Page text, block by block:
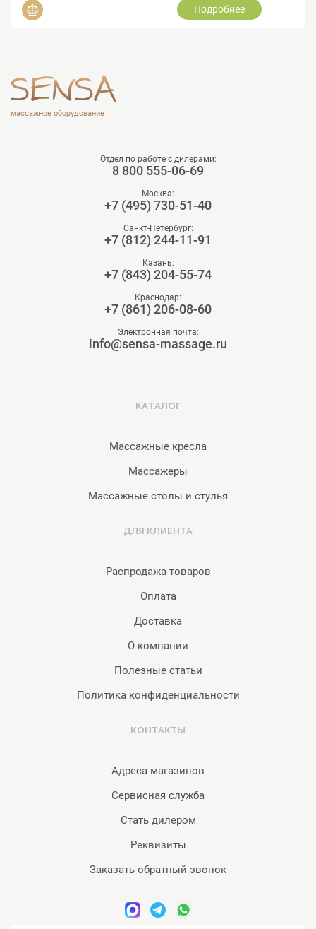
Подробнее
массажное оборудование
Отдел по работе с дилерами:
8 800 555-06-69
Москва:
+7 (495) 730-51-40
Санкт-Петербург:
+7 (812) 244-11-91
Казань:
+7 (843) 204-55-74
Краснодар:
+7 (861) 206-08-60
Электронная почта:
info@sensa-massage.ru
КАТАЛОГ
Массажные кресла
Массажеры
Массажные столы и стулья
ДЛЯ КЛИЕНТА
Распродажа товаров
Оплата
Доставка
О компании
Полезные статьи
Политика конфиденциальности
КОНТАКТЫ
Адреса магазинов
Сервисная служба
Стать дилером
Реквизиты
Заказать обратный звонок